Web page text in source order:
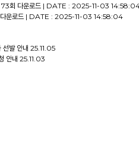
73회 다운로드 | DATE : 2025-11-03
운로드 | DATE : 2025-11-03 14:58:04
발 안내 25.11.05
안내 25.11.03